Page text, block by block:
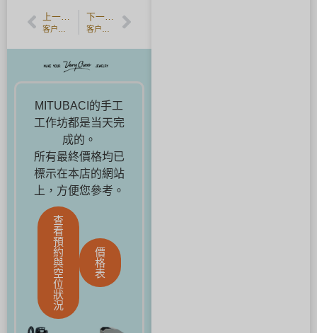
MITUBACI的手工
工作坊都是当天完
成的。
所有最終價格均已
標示在本店的網站
上，方便您參考。
查
看
預
約
與
空
位
狀
況
價
格
表